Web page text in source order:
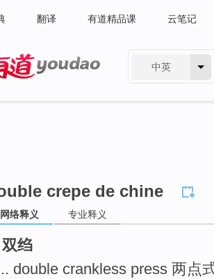
翻译 有道精品课 云笔记
中英
crepe de chine
网络释义 专业释义
双绉
double crankless press 两点